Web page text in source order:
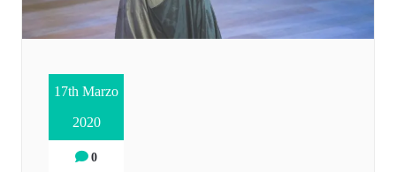
17th Marzo
2020
0